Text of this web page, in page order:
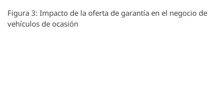
Figura 3: Impacto de la oferta de garantía en el negocio de
vehículos de ocasión